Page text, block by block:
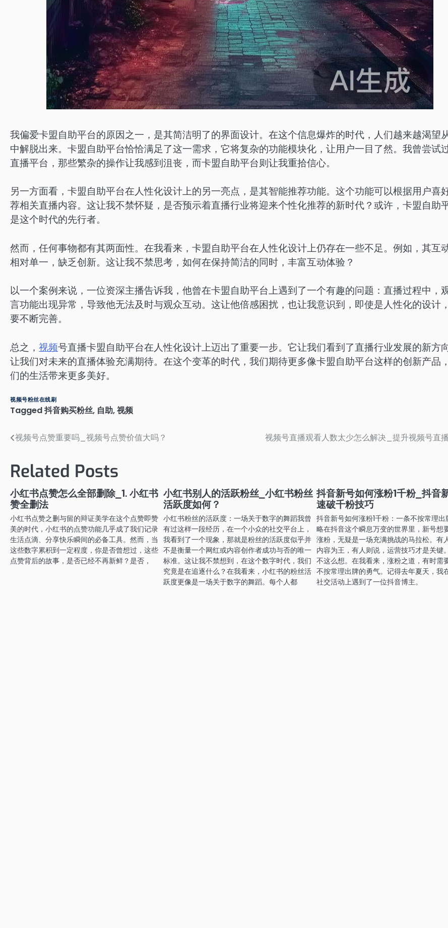
我偏爱卡盟自助平台的原因之一，是其简洁明了的界面设计。在这个信息爆炸的时代，人们越来越渴望
中解脱出来。卡盟自助平台恰恰满足了这一需求，它将复杂的功能模块化，让用户一目了然。我曾尝试
直播平台，那些繁杂的操作让我感到沮丧，而卡盟自助平台则让我重拾信心。
另一方面看，卡盟自助平台在人性化设计上的另一亮点，是其智能推荐功能。这个功能可以根据用户喜
荐相关直播内容。这让我不禁怀疑，是否预示着直播行业将迎来个性化推荐的新时代？或许，卡盟自助
是这个时代的先行者。
然而，任何事物都有其两面性。在我看来，卡盟自助平台在人性化设计上仍存在一些不足。例如，其互
相对单一，缺乏创新。这让我不禁思考，如何在保持简洁的同时，丰富互动体验？
以一个案例来说，一位资深主播告诉我，他曾在卡盟自助平台上遇到了一个有趣的问题：直播过程中，
言功能出现异常，导致他无法及时与观众互动。这让他倍感困扰，也让我意识到，即使是人性化的设计
要不断完善。
总之， 视频号直播卡盟自助平台在人性化设计上迈出了重要一步。它让我们看到了直播行业发展的新方
让我们对未来的直播体验充满期待。在这个变革的时代，我们期待更多像卡盟自助平台这样的创新产品
们的生活带来更多美好。
视频号粉丝在线刷
Tagged抖音购买粉丝, 自助,视频
文
导
航
视频号点赞重要吗_视频号点赞价值大吗？ 视频号直播观看人数太少怎么解决_提升视频号直
Related Posts
小红书点赞怎么全部删除_1. 小红书
赞全删法
小红书点赞之删与留的辩证美学在这个点赞即赞
美的时代，小红书的点赞功能几乎成了我们记录
生活点滴、分享快乐瞬间的必备工具。然而，当
这些数字累积到一定程度，你是否曾想过，这些
点赞背后的故事，是否已经不再新鲜？是否，
小红书别人的活跃粉丝_小红书粉丝
活跃度如何？
小红书粉丝的活跃度：一场关于数字的舞蹈我曾
有过这样一段经历，在一个小众的社交平台上，
我看到了一个现象，那就是粉丝的活跃度似乎并
不是衡量一个网红或内容创作者成功与否的唯一
标准。这让我不禁想到，在这个数字时代，我们
究竟是在追逐什么？在我看来，小红书的粉丝活
跃度更像是一场关于数字的舞蹈。每个人都
抖音新号如何涨粉1千粉_抖音
速破千粉技巧
抖音新号如何涨粉1千粉：一条不按常理出
略在抖音这个瞬息万变的世界里，新号想
涨粉，无疑是一场充满挑战的马拉松。有
内容为王，有人则说，运营技巧才是关键
不这么想。在我看来，涨粉之道，有时需
不按常理出牌的勇气。记得去年夏天，我
社交活动上遇到了一位抖音博主。